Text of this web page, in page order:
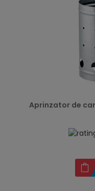
Aprinzator de